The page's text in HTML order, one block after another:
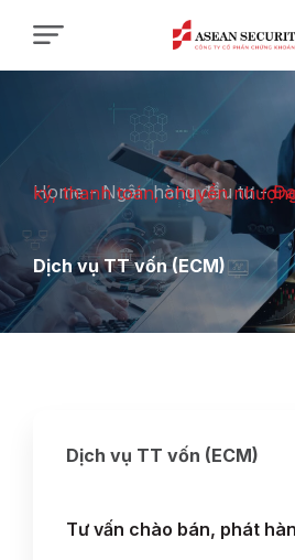
Home-Ngân hàng đầu tư-
Đại lý phát hành, lưu ký, thanh toán, chuyển
Dịch vụ TT vốn (ECM)
Dịch vụ TT vốn (ECM)
Tư vấn chào bán, phát